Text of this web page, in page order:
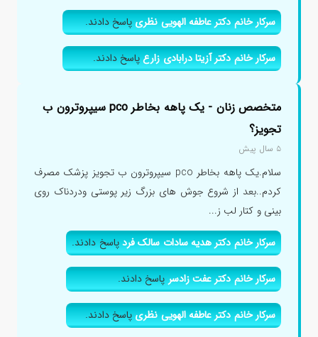
سرکار خانم دکتر عاطفه الهویی نظریپاسخ دادند.
سرکار خانم دکتر آزیتا درابادی زارعپاسخ دادند.
متخصص زنان - یک پاهه بخاطر pco سیپروترون ب
تجویز؟
۵ سال پیش
سلام.یک پاهه بخاطر pco سیپروترون ب تجویز پزشک مصرف
کردم..بعد از شروع جوش های بزرگ زیر پوستی ودردناک روی
بینی و کتار لب ز...
سرکار خانم دکتر هدیه سادات سالک فردپاسخ دادند.
سرکار خانم دکتر عفت زادسرپاسخ دادند.
سرکار خانم دکتر عاطفه الهویی نظریپاسخ دادند.